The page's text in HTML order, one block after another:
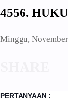
4556.
Minggu,
PERTANYAAN :